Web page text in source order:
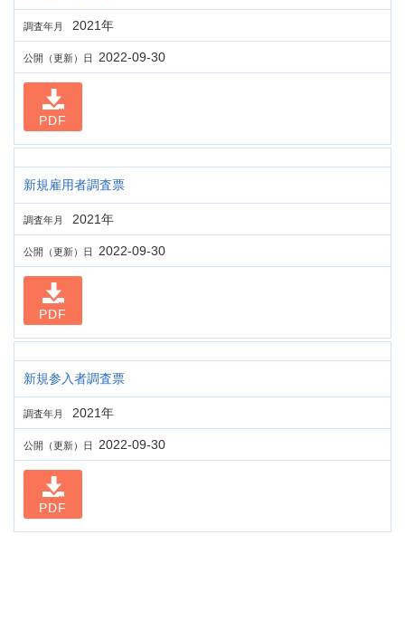
調査年月 2021年
公開（更新）日 2022-09-30
PDF
新規雇用者調査票
調査年月 2021年
公開（更新）日 2022-09-30
PDF
新規参入者調査票
調査年月 2021年
公開（更新）日 2022-09-30
PDF